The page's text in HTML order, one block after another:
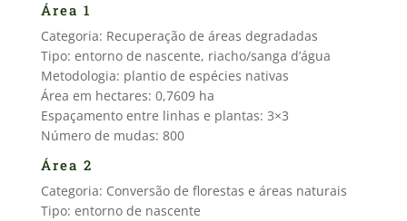
Área 1
Categoria: Recuperação de áreas degradadas
Tipo: entorno de nascente, riacho/sanga d’água
Metodologia: plantio de espécies nativas
Área em hectares: 0,7609 ha
Espaçamento entre linhas e plantas: 3×3
Número de mudas: 800
Área 2
Categoria: Conversão de florestas e áreas naturais
Tipo: entorno de nascente